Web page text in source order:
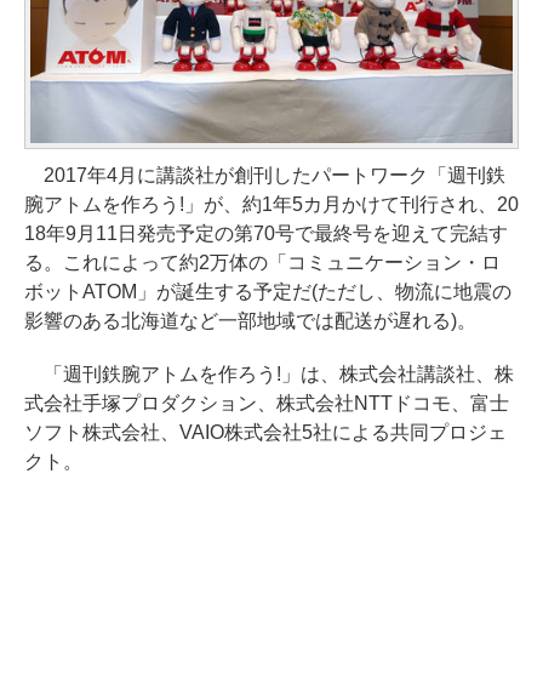
2017年4月に講談社が創刊したパートワーク「週刊鉄
腕アトムを作ろう!」が、約1年5カ月かけて刊行され、20
18年9月11日発売予定の第70号で最終号を迎えて完結す
る。これによって約2万体の「コミュニケーション・ロ
ボットATOM」が誕生する予定だ(ただし、物流に地震の
影響のある北海道など一部地域では配送が遅れる)。
「週刊鉄腕アトムを作ろう!」は、株式会社講談社、株
式会社手塚プロダクション、株式会社NTTドコモ、富士
ソフト株式会社、VAIO株式会社5社による共同プロジェ
クト。